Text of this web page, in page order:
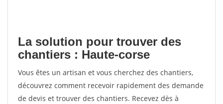
La solution pour trouver des
chantiers : Haute-corse
Vous êtes un artisan et vous cherchez des chantiers,
découvrez comment recevoir rapidement des demande
de devis et trouver des chantiers. Recevez dès à